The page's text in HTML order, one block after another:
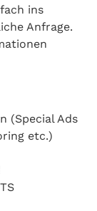
ins
Anfrage.
(Special Ads
etc.)